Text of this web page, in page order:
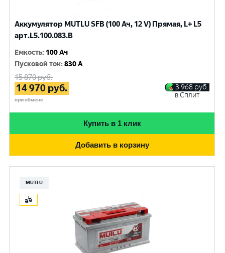
Аккумулятор MUTLU SFB (100 Ач, 12 V) Прямая, L+ L5
арт.L5.100.083.B
Емкость: 100 Ач
Пусковой ток:830 A
15 870руб.
14 970 руб.
при обмене
3 968 руб.
в Сплит
Купить в 1 клик
Добавить в корзину
MUTLU